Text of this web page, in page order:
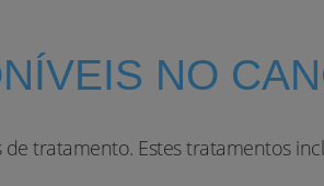
NO
tratamento. Estes tratamentos